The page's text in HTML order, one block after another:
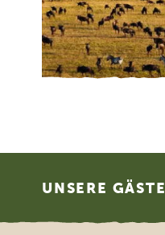
UNSERE